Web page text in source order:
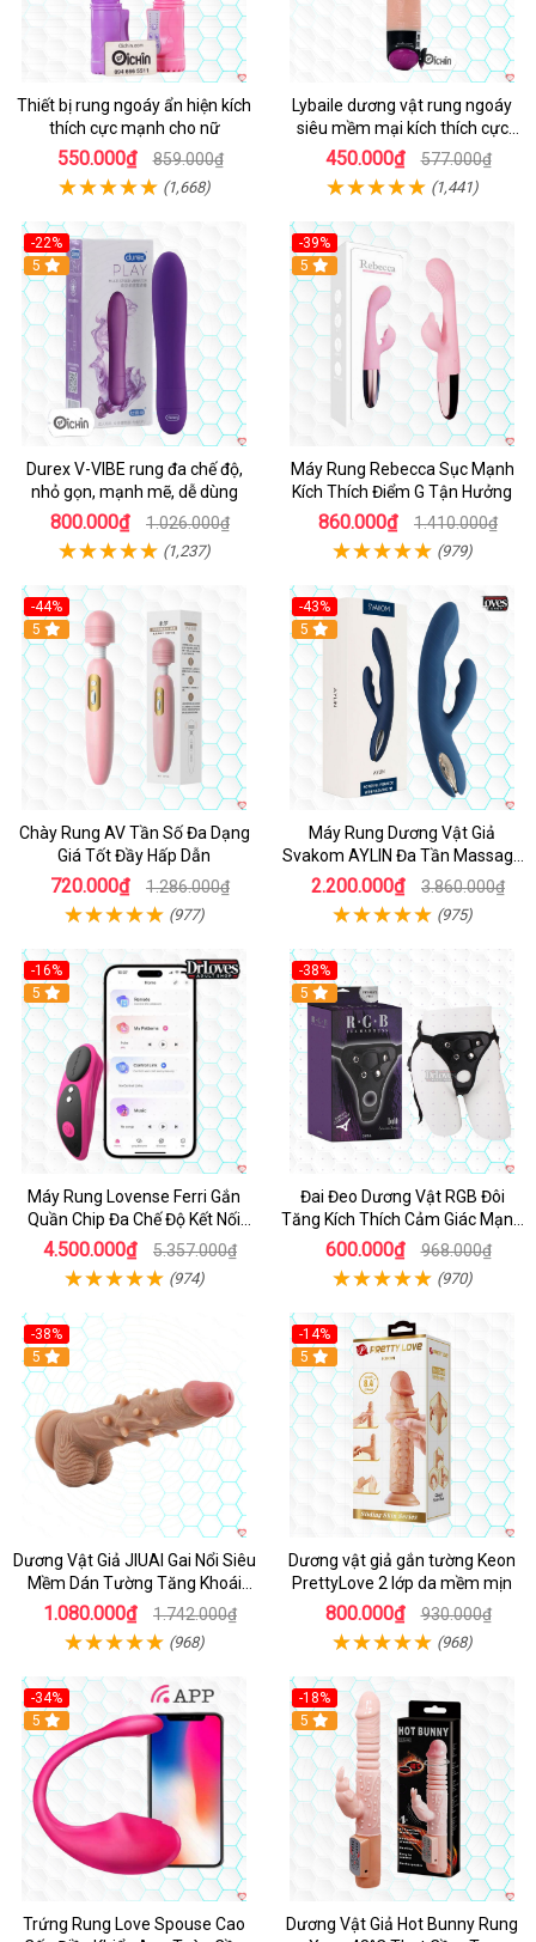
Thiết bị rung ngoáy ẩn hiện kích
thích cực mạnh cho nữ
550.000₫ 859.000₫
(1,668)
Lybaile dương vật rung ngoáy
siêu mềm mại kích thích cực
mạnh
450.000₫ 577.000₫
(1,441)
-22%
Hot
5
Durex V-VIBE rung đa chế độ,
nhỏ gọn, mạnh mẽ, dễ dùng
800.000₫ 1.026.000₫
(1,237)
-39%
Hot
5
Máy Rung Rebecca Sục Mạnh
Kích Thích Điểm G Tận Hưởng
860.000₫ 1.410.000₫
(979)
-44%
Hot
5
Chày Rung AV Tần Số Đa Dạng
Giá Tốt Đầy Hấp Dẫn
720.000₫ 1.286.000₫
(977)
-43%
Hot
5
Máy Rung Dương Vật Giả
Svakom AYLIN Đa Tần Massage
Sướng
2.200.000₫ 3.860.000₫
(975)
-16%
Hot
5
Máy Rung Lovense Ferri Gắn
Quần Chip Đa Chế Độ Kết Nối
App
4.500.000₫ 5.357.000₫
(974)
-38%
Hot
5
Đai Đeo Dương Vật RGB Đôi
Tăng Kích Thích Cảm Giác Mạnh
Mẽ
600.000₫ 968.000₫
(970)
-38%
5
Dương Vật Giả JIUAI Gai Nổi Siêu
Mềm Dán Tường Tăng Khoái
Cảm
1.080.000₫ 1.742.000₫
(968)
-14%
5
Dương vật giả gắn tường Keon
PrettyLove 2 lớp da mềm mịn
800.000₫ 930.000₫
(968)
-34%
5
Trứng Rung Love Spouse Cao
-18%
Hot
5
Dương Vật Giả Hot Bunny Rung